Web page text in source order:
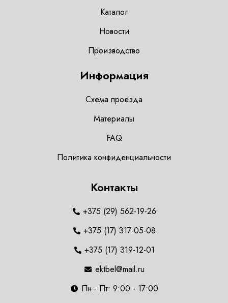
Каталог
Новости
Производство
Информация
Схема проезда
Материалы
FAQ
Политика конфиденциальности
Контакты
+375 (29) 562-19-26
+375 (17) 317-05-08
+375 (17) 319-12-01
ektbel@mail.ru
Пн - Пт: 9:00 - 17:00